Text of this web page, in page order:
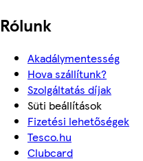
Rólunk
Akadálymentesség
Hova szállítunk?
Szolgáltatás díjak
Süti beállítások
Fizetési lehetőségek
Tesco.hu
Clubcard